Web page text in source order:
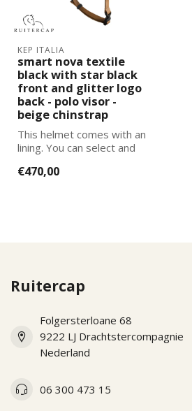
KEP ITALIA
smart nova textile
black with star black
front and glitter logo
back - polo visor -
beige chinstrap
This helmet comes with an
lining. You can select and
lining...
€470,00
Ruitercap
Folgersterloane 68
9222 LJ Drachtstercompagnie
Nederland
06 300 473 15